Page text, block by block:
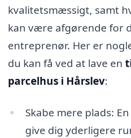
kvalitetsmæssigt, samt
kan være afgørende for
entreprenør. Her er
du kan få ved at lave en
parcelhus i Hårslev:
Skabe mere plads:
give dig yderligere